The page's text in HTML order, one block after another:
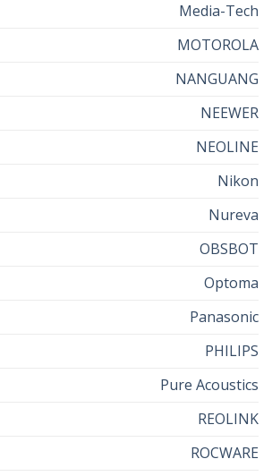
Media-Tech
MOTOROLA
NANGUANG
NEEWER
NEOLINE
Nikon
Nureva
OBSBOT
Optoma
Panasonic
PHILIPS
Pure Acoustics
REOLINK
ROCWARE